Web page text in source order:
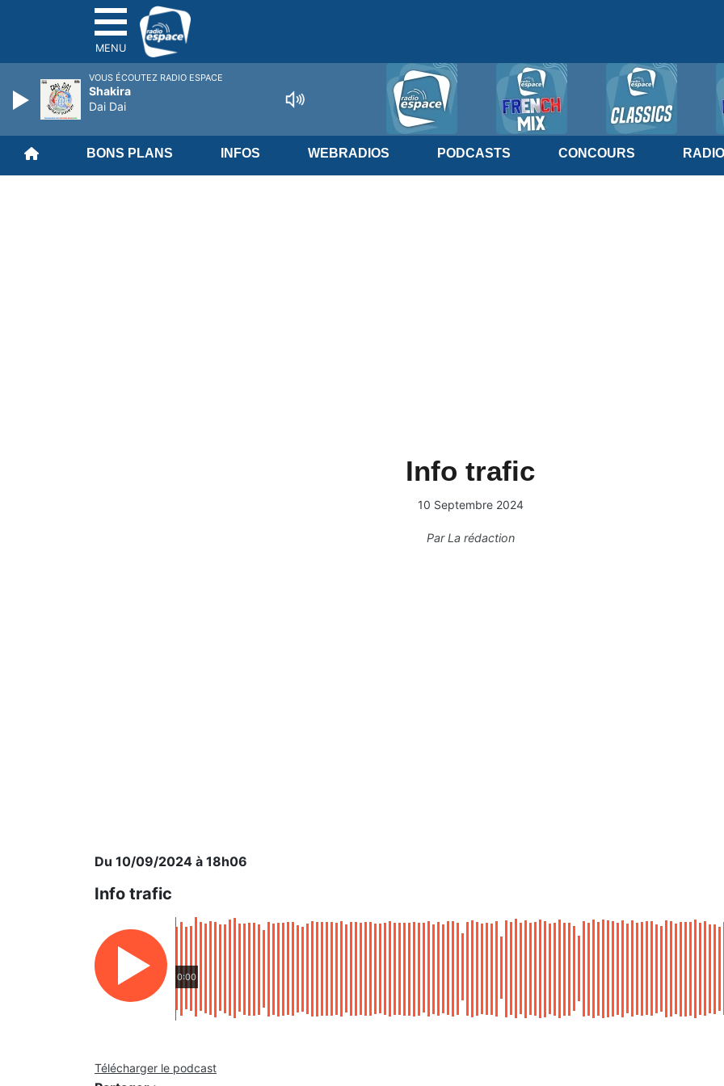
MENU
BONS PLANS INFOS WEBRADIOS PODCASTS CONCOURS RADIO
Info trafic
10 Septembre 2024
ParLa rédaction
Du 10/09/2024 à 18h06
Info trafic
0:00
Télécharger le podcast
VOUS ÉCOUTEZ RADIO ESPACE
Shakira
Dai Dai